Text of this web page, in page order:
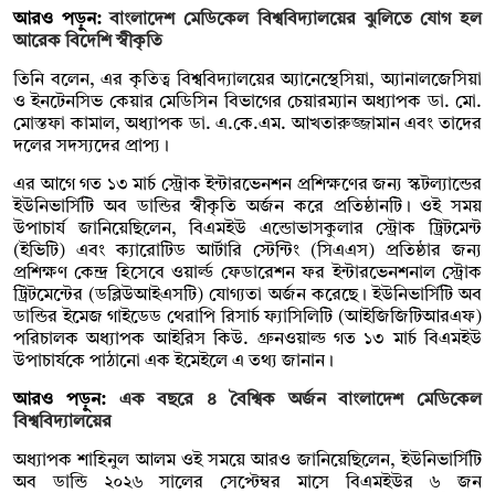
আরও পড়ুন:বাংলাদেশ মেডিকেল বিশ্ববিদ্যালয়ের ঝুলিতে যোগ হল
আরেক বিদেশি স্বীকৃতি
তিনি বলেন, এর কৃতিত্ব বিশ্ববিদ্যালয়ের অ্যানেস্থেসিয়া, অ্যানালজেসিয়া
ও ইনটেনসিভ কেয়ার মেডিসিন বিভাগের চেয়ারম্যান অধ্যাপক ডা. মো.
মোস্তফা কামাল, অধ্যাপক ডা. এ.কে.এম. আখতারুজ্জামান এবং তাদের
দলের সদস্যদের প্রাপ্য।
এর আগে গত ১৩ মার্চ স্ট্রোক ইন্টারভেনশন প্রশিক্ষণের জন্য স্কটল্যান্ডের
ইউনিভার্সিটি অব ডান্ডির স্বীকৃতি অর্জন করে প্রতিষ্ঠানটি। ওই সময়
উপাচার্য জানিয়েছিলেন, বিএমইউ এন্ডোভাসকুলার স্ট্রোক ট্রিটমেন্ট
(ইভিটি) এবং ক্যারোটিড আর্টারি স্টেন্টিং (সিএএস) প্রতিষ্ঠার জন্য
প্রশিক্ষণ কেন্দ্র হিসেবে ওয়ার্ল্ড ফেডারেশন ফর ইন্টারভেনশনাল স্ট্রোক
ট্রিটমেন্টের (ডব্লিউআইএসটি) যোগ্যতা অর্জন করেছে। ইউনিভার্সিটি অব
ডান্ডির ইমেজ গাইডেড থেরাপি রিসার্চ ফ্যাসিলিটি (আইজিজিটিআরএফ)
পরিচালক অধ্যাপক আইরিস কিউ. গ্রুনওয়াল্ড গত ১৩ মার্চ বিএমইউ
উপাচার্যকে পাঠানো এক ইমেইলে এ তথ্য জানান।
আরও পড়ুন: এক বছরে ৪ বৈশ্বিক অর্জন বাংলাদেশ মেডিকেল
বিশ্ববিদ্যালয়ের
অধ্যাপক শাহিনুল আলম ওই সময়ে আরও জানিয়েছিলেন, ইউনিভার্সিটি
অব ডান্ডি ২০২৬ সালের সেপ্টেম্বর মাসে বিএমইউর ৬ জন